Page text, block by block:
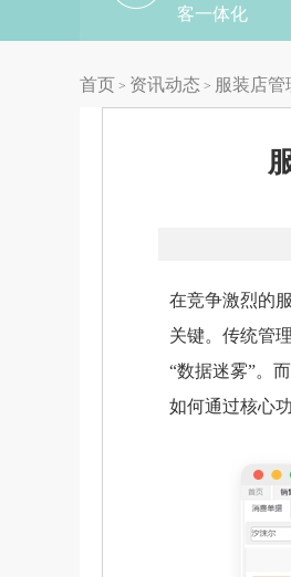
客一体化
首页 > 资讯动态 > 服装店管
在竞争激烈的
关键。传统管
“数据迷雾”。
如何通过核心